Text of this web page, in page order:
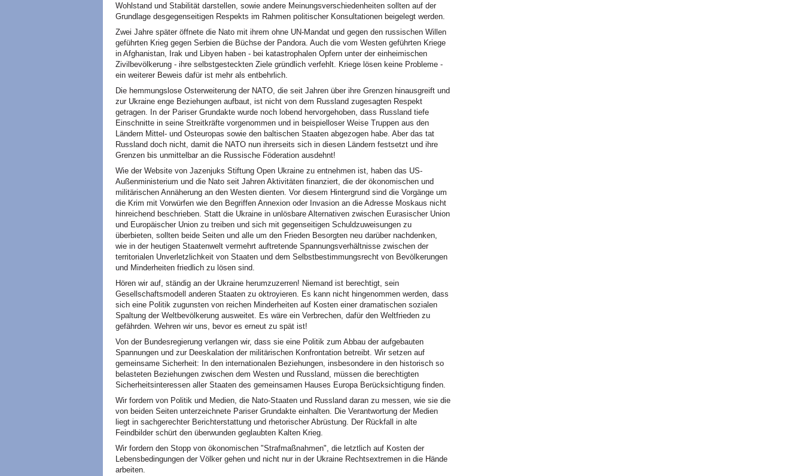
Wohlstand und Stabilität darstellen, sowie andere Meinungsverschiedenheiten sollten auf der
Grundlage desgegenseitigen Respekts im Rahmen politischer Konsultationen beigelegt werden.
Zwei Jahre später öffnete die Nato mit ihrem ohne UN-Mandat und gegen den russischen Willen
geführten Krieg gegen Serbien die Büchse der Pandora. Auch die vom Westen geführten Kriege
in Afghanistan, Irak und Libyen haben - bei katastrophalen Opfern unter der einheimischen
Zivilbevölkerung - ihre selbstgesteckten Ziele gründlich verfehlt. Kriege lösen keine Probleme -
ein weiterer Beweis dafür ist mehr als entbehrlich.
Die hemmungslose Osterweiterung der NATO, die seit Jahren über ihre Grenzen hinausgreift und
zur Ukraine enge Beziehungen aufbaut, ist nicht von dem Russland zugesagten Respekt
getragen. In der Pariser Grundakte wurde noch lobend hervorgehoben, dass Russland tiefe
Einschnitte in seine Streitkräfte vorgenommen und in beispielloser Weise Truppen aus den
Ländern Mittel- und Osteuropas sowie den baltischen Staaten abgezogen habe. Aber das tat
Russland doch nicht, damit die NATO nun ihrerseits sich in diesen Ländern festsetzt und ihre
Grenzen bis unmittelbar an die Russische Föderation ausdehnt!
Wie der Website von Jazenjuks Stiftung Open Ukraine zu entnehmen ist, haben das US-
Außenministerium und die Nato seit Jahren Aktivitäten finanziert, die der ökonomischen und
militärischen Annäherung an den Westen dienten. Vor diesem Hintergrund sind die Vorgänge um
die Krim mit Vorwürfen wie den Begriffen Annexion oder Invasion an die Adresse Moskaus nicht
hinreichend beschrieben. Statt die Ukraine in unlösbare Alternativen zwischen Eurasischer Union
und Europäischer Union zu treiben und sich mit gegenseitigen Schuldzuweisungen zu
überbieten, sollten beide Seiten und alle um den Frieden Besorgten neu darüber nachdenken,
wie in der heutigen Staatenwelt vermehrt auftretende Spannungsverhältnisse zwischen der
territorialen Unverletzlichkeit von Staaten und dem Selbstbestimmungsrecht von Bevölkerungen
und Minderheiten friedlich zu lösen sind.
Hören wir auf, ständig an der Ukraine herumzuzerren! Niemand ist berechtigt, sein
Gesellschaftsmodell anderen Staaten zu oktroyieren. Es kann nicht hingenommen werden, dass
sich eine Politik zugunsten von reichen Minderheiten auf Kosten einer dramatischen sozialen
Spaltung der Weltbevölkerung ausweitet. Es wäre ein Verbrechen, dafür den Weltfrieden zu
gefährden. Wehren wir uns, bevor es erneut zu spät ist!
Von der Bundesregierung verlangen wir, dass sie eine Politik zum Abbau der aufgebauten
Spannungen und zur Deeskalation der militärischen Konfrontation betreibt. Wir setzen auf
gemeinsame Sicherheit: In den internationalen Beziehungen, insbesondere in den historisch so
belasteten Beziehungen zwischen dem Westen und Russland, müssen die berechtigten
Sicherheitsinteressen aller Staaten des gemeinsamen Hauses Europa Berücksichtigung finden.
Wir fordern von Politik und Medien, die Nato-Staaten und Russland daran zu messen, wie sie die
von beiden Seiten unterzeichnete Pariser Grundakte einhalten. Die Verantwortung der Medien
liegt in sachgerechter Berichterstattung und rhetorischer Abrüstung. Der Rückfall in alte
Feindbilder schürt den überwunden geglaubten Kalten Krieg.
Wir fordern den Stopp von ökonomischen "Strafmaßnahmen", die letztlich auf Kosten der
Lebensbedingungen der Völker gehen und nicht nur in der Ukraine Rechtsextremen in die Hände
arbeiten.